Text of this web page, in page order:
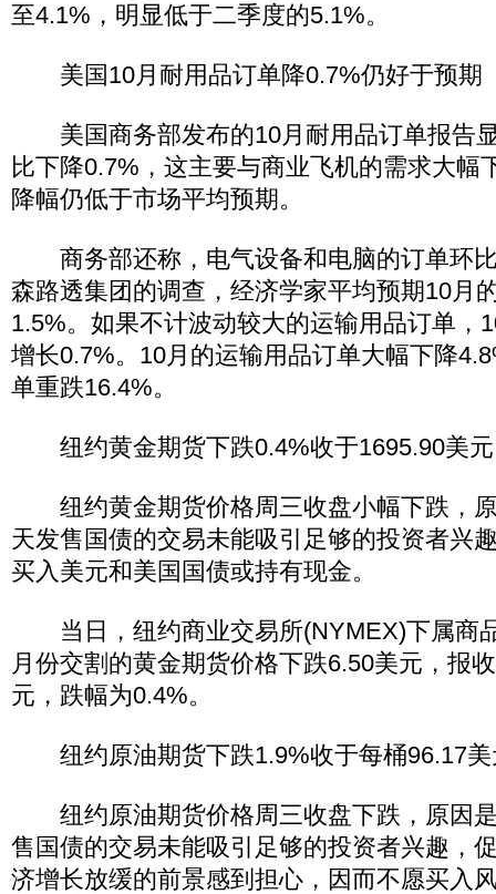
至4.1%，明显低于二季度的5.1%。
美国10月耐用品订单降0.7%仍好于预期
美国商务部发布的10月耐用品订单报告
比下降0.7%，这主要与商业飞机的需求大幅
降幅仍低于市场平均预期。
商务部还称，电气设备和电脑的订单环
森路透集团的调查，经济学家平均预期10月
1.5%。如果不计波动较大的运输用品订单，
增长0.7%。10月的运输用品订单大幅下降
单重跌16.4%。
纽约黄金期货下跌0.4%收于1695.90美元
纽约黄金期货价格周三收盘小幅下跌，
天发售国债的交易未能吸引足够的投资者兴
买入美元和美国国债或持有现金。
当日，纽约商业交易所(NYMEX)下属商
月份交割的黄金期货价格下跌6.50美元，报
元，跌幅为0.4%。
纽约原油期货下跌1.9%收于每桶96.17美
纽约原油期货价格周三收盘下跌，原因
售国债的交易未能吸引足够的投资者兴趣，
济增长放缓的前景感到担心，因而不愿买入